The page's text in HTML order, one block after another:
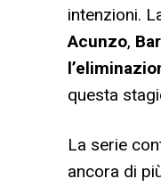
intenzioni.
Acunzo,
questa
La serie
ancora di